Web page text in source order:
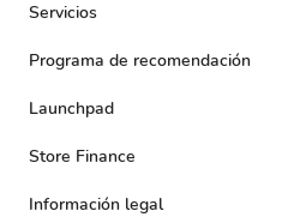
Servicios
Programa de recomendación
Launchpad
Store Finance
Información legal